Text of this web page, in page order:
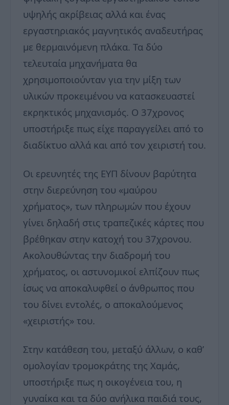
υψηλής ακρίβειας αλλά και ένας
εργαστηριακός μαγνητικός αναδευτήρας
με θερμαινόμενη πλάκα. Τα δύο
τελευταία μηχανήματα θα
χρησιμοποιούνταν για την μίξη των
υλικών προκειμένου να κατασκευαστεί
εκρηκτικός μηχανισμός. Ο 37χρονος
υποστήριξε πως είχε παραγγείλει από το
διαδίκτυο αλλά και από τον χειριστή του.
Οι ερευνητές της ΕΥΠ δίνουν βαρύτητα
στην διερεύνηση του «μαύρου
χρήματος», των πληρωμών που έχουν
γίνει δηλαδή στις τραπεζικές κάρτες που
βρέθηκαν στην κατοχή του 37χρονου.
Ακολουθώντας την διαδρομή του
χρήματος, οι αστυνομικοί ελπίζουν πως
ίσως να αποκαλυφθεί ο άνθρωπος που
του δίνει εντολές, ο αποκαλούμενος
«χειριστής» του.
Στην κατάθεση του, μεταξύ άλλων, ο καθ’
ομολογίαν τρομοκράτης της Χαμάς,
υποστήριξε πως η οικογένεια του, η
γυναίκα και τα δύο ανήλικα παιδιά τους,